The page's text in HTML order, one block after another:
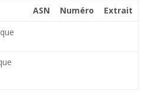
ASN Numéro
Extrait